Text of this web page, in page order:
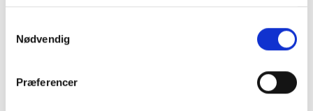
Nødvendig
Præferencer